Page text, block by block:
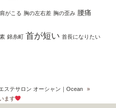
肩がこる 胸の左右差 胸の歪み 腰痛
錦糸町 首が短い 首長になりたい
ステサロン オーシャン｜Ocean
»
ます